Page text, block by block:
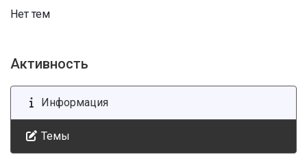
Нет тем
Активность
Информация
Темы